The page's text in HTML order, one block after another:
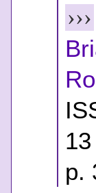
›››
p.